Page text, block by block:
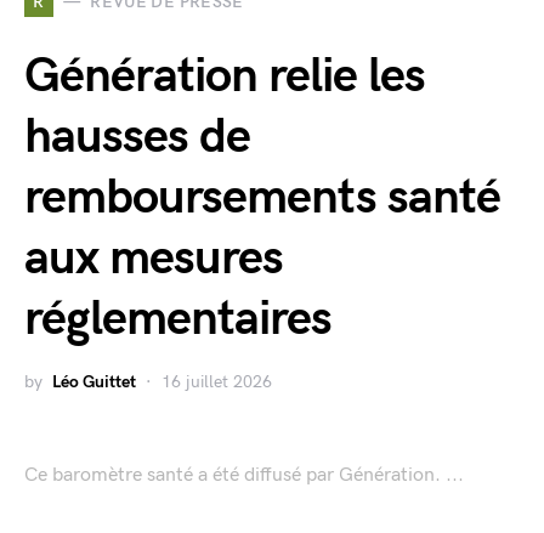
Génération relie les
hausses de
remboursements santé
aux mesures
réglementaires
by Léo Guittet 16 juillet 2026
Ce baromètre santé a été diffusé par Génération. ...